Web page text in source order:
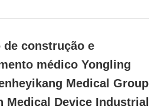
de construção e
médico Yongling
Medical Group
Medical Device Industrial